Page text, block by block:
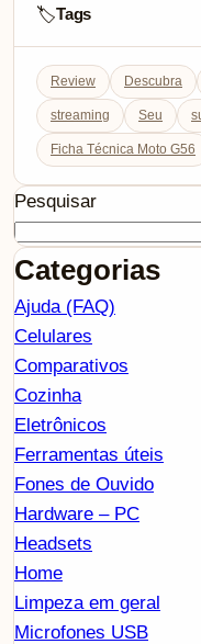
🏷️Tags
Review Descubra
streaming Seu
Ficha Técnica Moto G56
Pesquisar
Categorias
Ajuda (FAQ)
Celulares
Comparativos
Cozinha
Eletrônicos
Ferramentas úteis
Fones de Ouvido
Hardware – PC
Headsets
Home
Limpeza em geral
Microfones USB